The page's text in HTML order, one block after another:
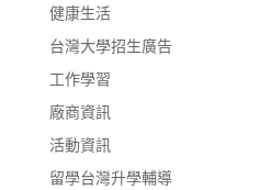
健康生活
台灣大學招生廣告
工作學習
廠商資訊
活動資訊
留學台灣升學輔導